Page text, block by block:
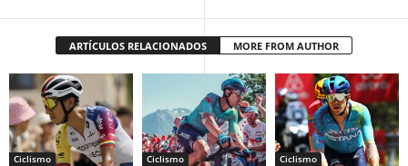
ARTÍCULOS RELACIONADOS MORE FROM AUTHOR
Ciclismo Ciclismo Ciclismo